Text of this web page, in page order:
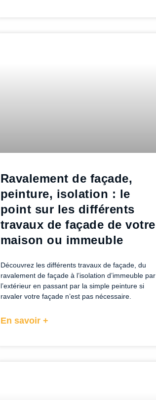
Ravalement de façade,
peinture, isolation : le
point sur les différents
travaux de façade de votre
maison ou immeuble
Découvrez les différents travaux de façade, du
ravalement de façade à l’isolation d’immeuble par
l’extérieur en passant par la simple peinture si
ravaler votre façade n’est pas nécessaire.
En savoir +